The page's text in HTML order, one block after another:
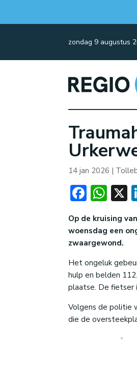
zondag 9 augustus
14 jan 2026 |
Op de kruising
woensdag een
zwaargewond.
Het ongeluk
hulp en belden
plaatse. De fietser
Volgens de politie
die de